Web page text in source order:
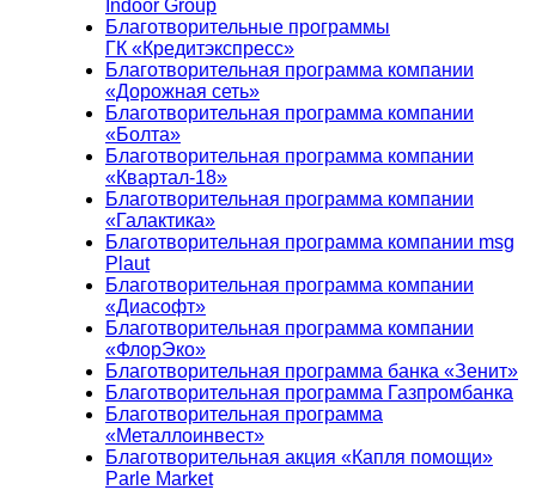
Indoor Group
Благотворительные программы
ГК «Кредитэкспресс»
Благотворительная программа компании
«Дорожная сеть»
Благотворительная программа компании
«Болта»
Благотворительная программа компании
«Квартал-18»
Благотворительная программа компании
«Галактика»
Благотворительная программа компании msg
Plaut
Благотворительная программа компании
«Диасофт»
Благотворительная программа компании
«ФлорЭко»
Благотворительная программа банка «Зенит»
Благотворительная программа Газпромбанка
Благотворительная программа
«Металлоинвест»
Благотворительная акция «Капля помощи»
Parle Market